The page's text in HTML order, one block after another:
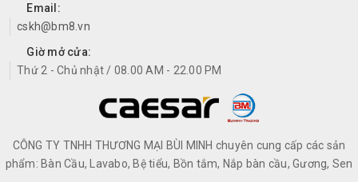
Email:
cskh@bm8.vn
Giờ mở cửa:
Thứ 2 - Chủ nhật / 08.00 AM - 22.00 PM
CÔNG TY TNHH THƯƠNG MẠI BÙI MINH chuyên cung cấp các sản
phẩm: Bàn Cầu, Lavabo, Bệ tiểu, Bồn tắm, Nắp bàn cầu, Gương, Sen